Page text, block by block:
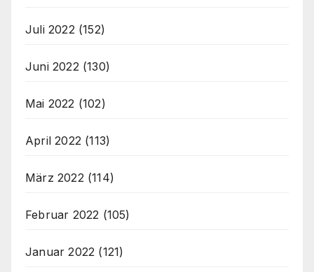
Juli 2022 (152)
Juni 2022 (130)
Mai 2022 (102)
April 2022 (113)
März 2022 (114)
Februar 2022 (105)
Januar 2022 (121)